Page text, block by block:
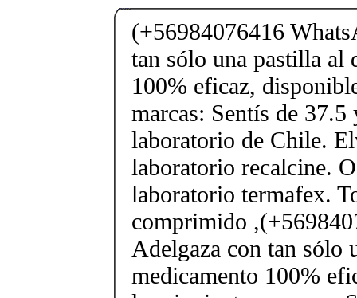
(+56984076416
tan sólo una pastilla al
100% eficaz,
marcas: Sentís de
laboratorio de Chile.
laboratorio recalcine.
laboratorio termafex.
comprimido
Adelgaza con tan sólo
medicamento 100%